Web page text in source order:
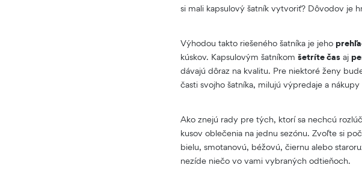
si mali kapsulový šatník vytvoriť? Dôvodov je
Výhodou takto riešeného šatníka je jeho
kúskov. Kapsulovým šatníkom šetríte čas aj
dávajú dôraz na kvalitu. Pre niektoré ženy
časti svojho šatníka, milujú výpredaje a
Ako znejú rady pre tých, ktorí sa nechcú
kusov oblečenia na jednu sezónu. Zvoľte si
bielu, smotanovú, béžovú, čiernu alebo
nezíde niečo vo vami vybraných odtieňoch.